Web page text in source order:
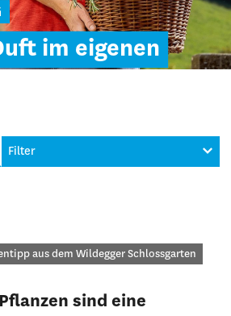
im eigenen
Filter
aus dem Wildegger Schlossgarten
sind eine